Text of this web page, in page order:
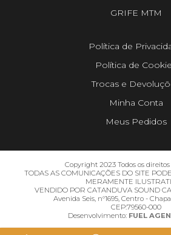
GRIFE MTM
Política de
Política de
Trocas e
Minha Conta
Meus Pedidos
Copyright 2023 Todos os direitos
TODAS AS COMUNICAÇÕES DO SITE
MERAMENTE
VENDIDO POR CATANDUVA SOUND
Avenida Seis, n°1695, Centro -
CEP:79560-000
Desenvolvimento: FUEL